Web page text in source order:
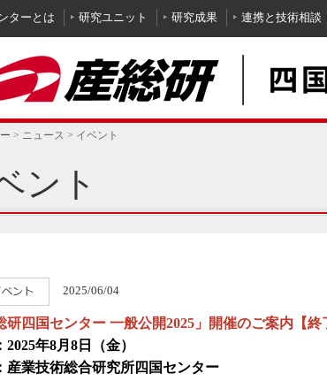
ターとは 研究ユニット 研究成果 連携と技術相談
> ニュース > イベント
ント
2025/06/04
研四国センター 一般公開2025」開催のご案内【終
2025年8月8日（金）
産業技術総合研究所四国センター